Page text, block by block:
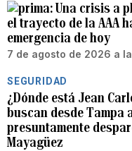
Una crisis a
el trayecto de la AAA
emergencia de hoy
7 de agosto de 2026 a
SEGURIDAD
¿Dónde está Jean
buscan desde Tampa
presuntamente
Mayagüez